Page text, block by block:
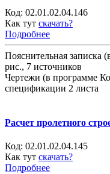
Код: 02.01.02.04.146
Как тут скачать?
Подробнее
Пояснительная записка
рис., 7 источников
Чертежи (в программе
спецификации 2 листа
Расчет пролетного
Код: 02.01.02.04.145
Как тут скачать?
Подробнее